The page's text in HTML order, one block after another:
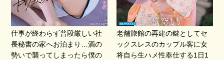
仕事が終わらず普段厳しい社
長秘書の家へお泊まり…酒の
勢いで襲ってしまったら僕の
老舗旅館の再建の鍵としてセ
ックスレスのカップル客に女
将自ら生ハメ性奉仕する1日1